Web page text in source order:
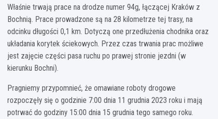
Właśnie trwają prace na drodze numer 94g, łączącej Kraków z
Bochnią. Prace prowadzone są na 28 kilometrze tej trasy, na
odcinku długości 0,1 km. Dotyczą one przedłużenia chodnika oraz
układania korytek ściekowych. Przez czas trwania prac możliwe
jest zajęcie części pasa ruchu po prawej stronie jezdni (w
kierunku Bochni).
Pragniemy przypomnieć, że omawiane roboty drogowe
rozpoczęły się o godzinie 7:00 dnia 11 grudnia 2023 roku i mają
potrwać do godziny 15:00 dnia 15 grudnia tego samego roku.